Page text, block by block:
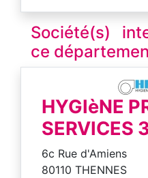
Je suis fier de
fiable, en veillant à
entièrement
N'hésitez pas à me
des conseils ou
intervention.
Société(s)
ce
HYGIèNE
SERVICES
6c Rue d'Amiens
80110 THENNES